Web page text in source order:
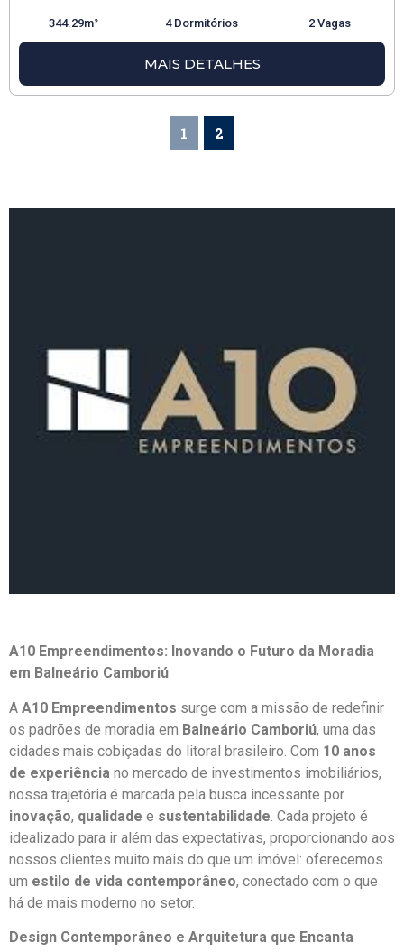
344.29m² 4 Dormitórios 2 Vagas
MAIS DETALHES
1 2
A10 Empreendimentos: Inovando o Futuro da Moradia
em Balneário Camboriú
A A10 Empreendimentos surge com a missão de redefinir
os padrões de moradia em Balneário Camboriú, uma das
cidades mais cobiçadas do litoral brasileiro. Com 10 anos
de experiência no mercado de investimentos imobiliários,
nossa trajetória é marcada pela busca incessante por
inovação, qualidade e sustentabilidade . Cada projeto é
idealizado para ir além das expectativas, proporcionando aos
nossos clientes muito mais do que um imóvel: oferecemos
um estilo de vida contemporâneo, conectado com o que
há de mais moderno no setor.
Design Contemporâneo e Arquitetura que Encanta